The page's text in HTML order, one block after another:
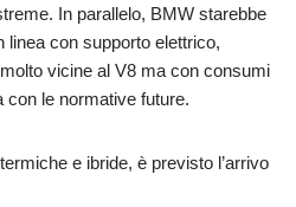
In parallelo, BMW starebbe
linea con supporto elettrico,
vicine al V8 ma con consumi
con le normative future.
e ibride, è previsto l’arrivo